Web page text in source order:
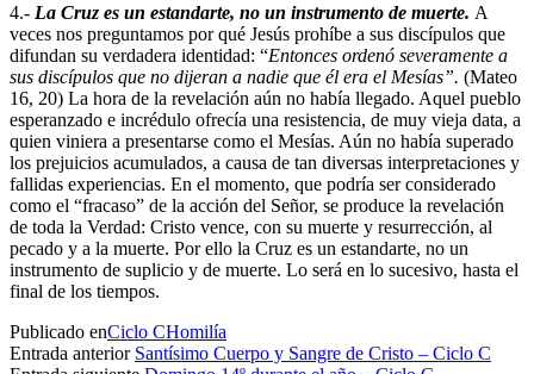
4.- La Cruz es un estandarte, no un instrumento de muerte. A
veces nos preguntamos por qué Jesús prohíbe a sus discípulos que
difundan su verdadera identidad: “Entonces ordenó severamente a
sus discípulos que no dijeran a nadie que él era el Mesías”. (Mateo
16, 20) La hora de la revelación aún no había llegado. Aquel pueblo
esperanzado e incrédulo ofrecía una resistencia, de muy vieja data, a
quien viniera a presentarse como el Mesías. Aún no había superado
los prejuicios acumulados, a causa de tan diversas interpretaciones y
fallidas experiencias. En el momento, que podría ser considerado
como el “fracaso” de la acción del Señor, se produce la revelación
de toda la Verdad: Cristo vence, con su muerte y resurrección, al
pecado y a la muerte. Por ello la Cruz es un estandarte, no un
instrumento de suplicio y de muerte. Lo será en lo sucesivo, hasta el
final de los tiempos.
Publicado enCiclo CHomilía
Entrada anterior Santísimo Cuerpo y Sangre de Cristo – Ciclo C